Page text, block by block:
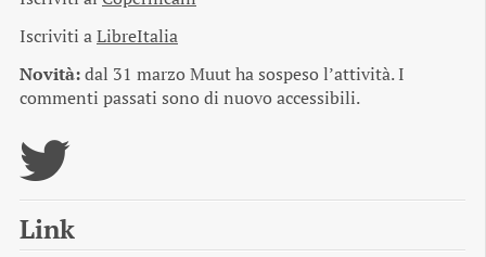
Iscriviti aLibreItalia
Novità:dal 31 marzo Muut ha sospeso l’attività. I
commenti passati sono di nuovo accessibili.
Link